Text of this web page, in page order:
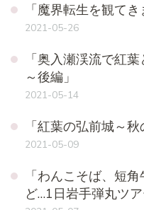
「魔界転生を観て
2021-05-26
「奥入瀬渓流で紅
～後編」
2021-05-14
「紅葉の弘前城～秋
2021-05-09
「わんこそば、短
ど…1日岩手弾丸ツア